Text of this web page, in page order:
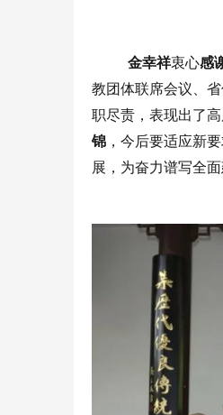
金幸祥衷心感
教团体联席会议、
职尽责，表现出了
锦 ，今后要适应新
展，为奋力谱写全